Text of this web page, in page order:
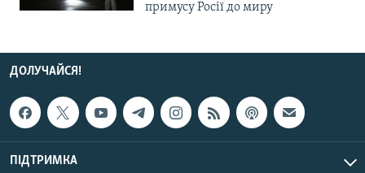
примусу Росії до миру
ДОЛУЧАЙСЯ!
ПІДТРИМКА